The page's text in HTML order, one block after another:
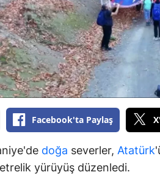
Bingöl
Bitlis
Bolu
Burdur
Bursa
Çankırı
Facebook'ta Paylaş
doğa severler, Atatürk
yürüyüş düzenledi.